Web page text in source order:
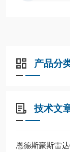
产品分
技术文